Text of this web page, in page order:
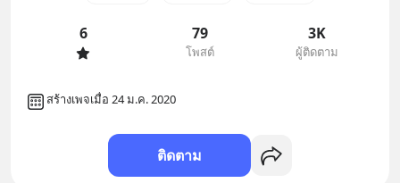
6 79
โพสต์
3K
ผู้ติดตาม
สร้างเพจเมื่อ 24 ม.ค. 2020
ติดตาม